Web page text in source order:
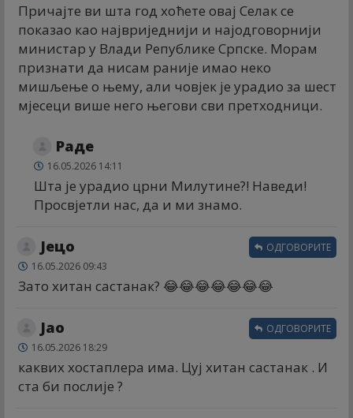
Причајте ви шта год хоћете овај Селак се
показао као највриједнији и најодговорнији
министар у Влади Републике Српске. Морам
признати да нисам раније имао неко
мишљење о њему, али човјек је урадио за шест
мјесеци више него његови сви претходници.
Раде
16.05.2026 14:11
Шта је урадио црни Милутине?! Наведи!
Просвјетли нас, да и ми знамо.
Јецо
16.05.2026 09:43
Зато хитан састанак? 😂😂😂😂😂😂😂
ОДГОВОРИТЕ
Јао
16.05.2026 18:29
каквих хостаплера има. Цуј хитан састанак . И
ста би послије ?
ОДГОВОРИТЕ